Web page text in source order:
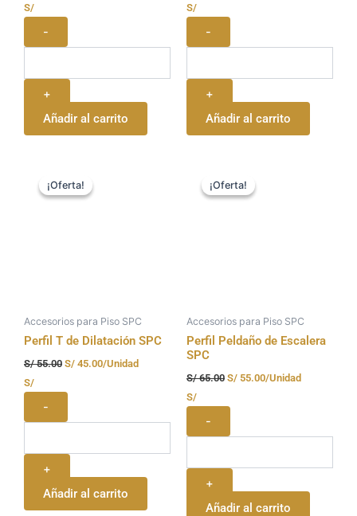
S/
-
+
Añadir al carrito
S/
-
+
Añadir al carrito
¡Oferta!
¡Oferta!
Accesorios para Piso SPC
Perfil T de Dilatación SPC
S/55.00
precio
original
S/ 45.00/Unidad
S/
-
+
Añadir al carrito
¡Oferta!
¡Oferta!
Accesorios para Piso SPC
Perfil Peldaño de Escalera
SPC
S/65.00
precio
original
S/ 55.00/Unidad
S/
-
+
Añadir al carrito